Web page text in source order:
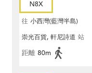
N8X
往 小西灣(藍灣半島)
崇光百貨, 軒尼詩道 站
距離 80m